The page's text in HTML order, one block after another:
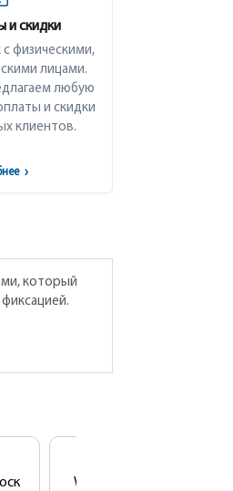
и скидки
физическими,
лицами.
любую
и скидки
клиентов.
›
который
Wash Шампунь для